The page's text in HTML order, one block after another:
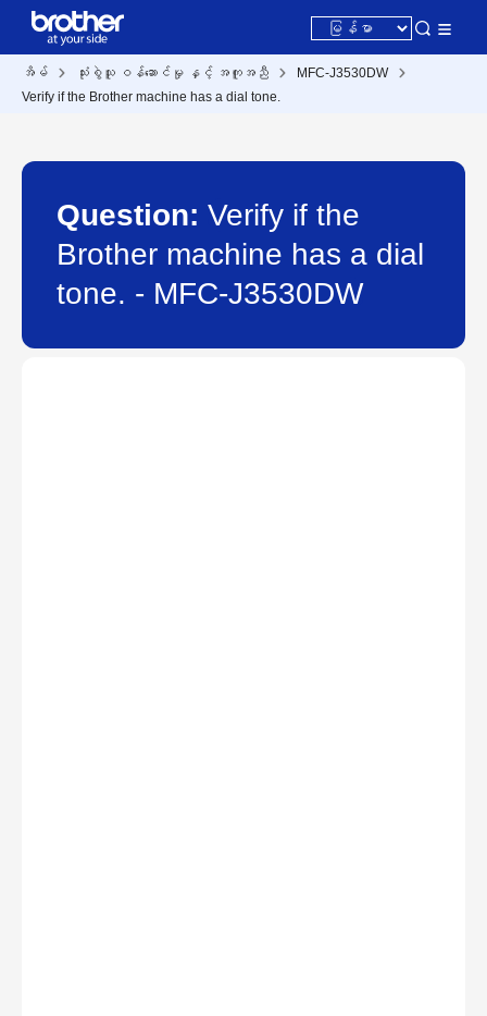
အိမ် သုံးစွဲသူ ဝန်ဆောင်မှု နှင့် အကူအညီ
MFC-J3530DW
Verify if the Brother machine has a dial tone.
Question: Verify if the
Brother machine has a dial
tone. - MFC-J3530DW